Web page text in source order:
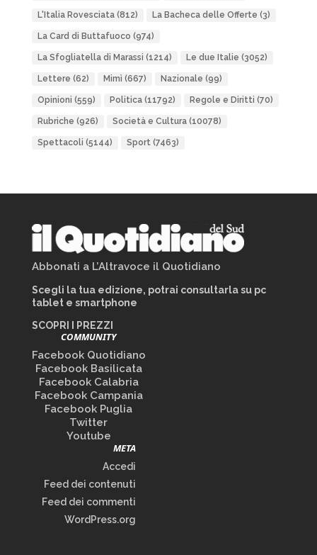
L'Italia Rovesciata(812) La Bacheca delle Offerte (3)
La Card di Buttafuoco (974)
La Sfogliatella di Marassi (1214) Le due Italie (3052)
Lettere (62) Mimì (667) Nazionale (99)
Opinioni (559) Politica(11792) Regole e Diritti (70)
Rubriche (926) Società e Cultura(10078)
Spettacoli (5144) Sport(7463)
Abbonati a L’Altravoce il Quotidiano
Scegli la tua edizione, potrai consultarla su pc
tablet e smartphone
SCOPRI I PREZZI
COMMUNITY
Facebook Quotidiano
Facebook Basilicata
Facebook Calabria
Facebook Campania
Facebook Puglia
Twitter
Youtube
META
Accedi
Feed dei contenuti
Feed dei commenti
WordPress.org